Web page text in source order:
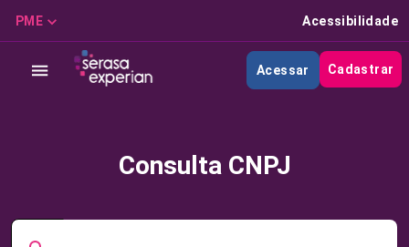
PME Acessibilidade
Acessar Cadastrar
Consulta CNPJ